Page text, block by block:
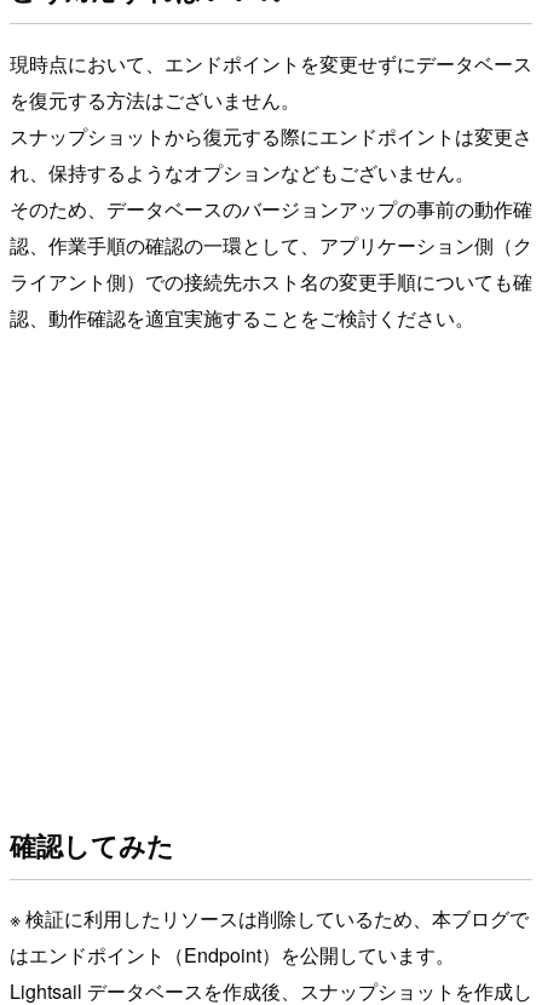
現時点において、エンドポイントを変更せずにデータベース
を復元する方法はございません。
スナップショットから復元する際にエンドポイントは変更さ
れ、保持するようなオプションなどもございません。
そのため、データベースのバージョンアップの事前の動作確
認、作業手順の確認の一環として、アプリケーション側（ク
ライアント側）での接続先ホスト名の変更手順についても確
認、動作確認を適宜実施することをご検討ください。
確認してみた
※ 検証に利用したリソースは削除しているため、本ブログで
はエンドポイント（Endpoint）を公開しています。
Lightsail データベースを作成後、スナップショットを作成し